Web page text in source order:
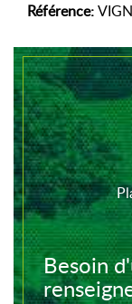
Référence:
Besoin